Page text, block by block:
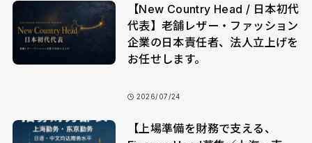
【New Country Head / 日本初代
代表】老舗レザー・ファッション
企業の日本責任者、法人立上げを
お任せします。
2026/07/24
【上場準備を財務で支える、